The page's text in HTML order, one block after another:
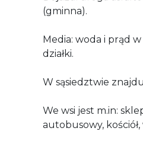
(gminna).
Media: woda i prąd
działki.
W sąsiedztwie
We wsi jest m.in:
autobusowy,